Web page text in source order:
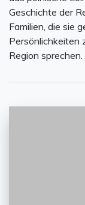
Geschichte der
Familien, die sie
Persönlichkeiten
Region sprechen.